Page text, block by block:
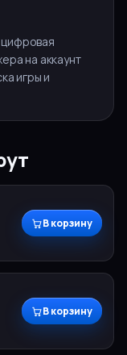
цифровая
на аккаунт
игры и
В корзину
В корзину